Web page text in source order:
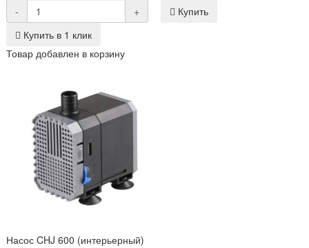
-
+
Купить
Купить в 1 клик
Товар добавлен в корзину
Насос CHJ 600 (интерьерный)